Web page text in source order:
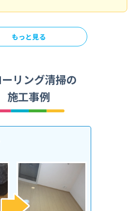
もっと見る
リング清掃の
施工事例